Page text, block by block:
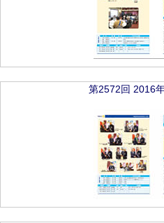
第2572回 2016